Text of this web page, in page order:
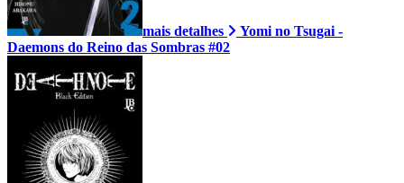
mais detalhes
Yomi no Tsugai -
Daemons do Reino das Sombras #02